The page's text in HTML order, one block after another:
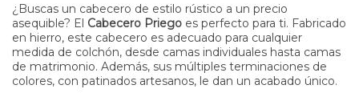
¿Buscas un cabecero de estilo rústico a un precio
asequible? El Cabecero Priego es perfecto para ti. Fabricado
en hierro, este cabecero es adecuado para cualquier
medida de colchón, desde camas individuales hasta camas
de matrimonio. Además, sus múltiples terminaciones de
colores, con patinados artesanos, le dan un acabado único.